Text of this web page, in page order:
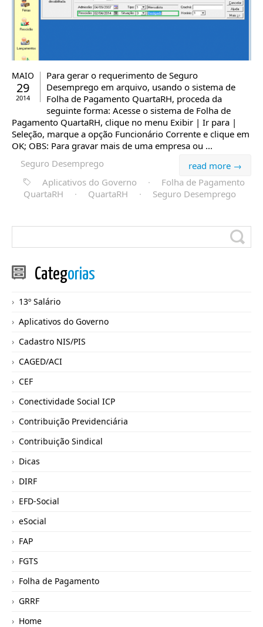
MAIO
29
2014
Para gerar o requerimento de Seguro
Desemprego em arquivo, usando o sistema de
Folha de Pagamento QuartaRH, proceda da
seguinte forma: Acesse o sistema de Folha de
Pagamento QuartaRH, clique no menu Exibir | Ir para |
Seleção, marque a opção Funcionário Corrente e clique em
OK; OBS: Para gravar mais de uma empresa ou ...
read more →
Seguro Desemprego
Aplicativos do Governo
·
Folha de Pagamento
QuartaRH
· QuartaRH · Seguro Desemprego
Categorias
13º Salário
Aplicativos do Governo
Cadastro NIS/PIS
CAGED/ACI
CEF
Conectividade Social ICP
Contribuição Previdenciária
Contribuição Sindical
Dicas
DIRF
EFD-Social
eSocial
FAP
FGTS
Folha de Pagamento
GRRF
Home